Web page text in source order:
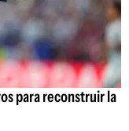
para reconstruir la